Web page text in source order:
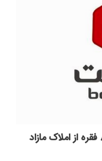
برگزاری مزایده عمومی ۸۸ فقره از املاک مازاد